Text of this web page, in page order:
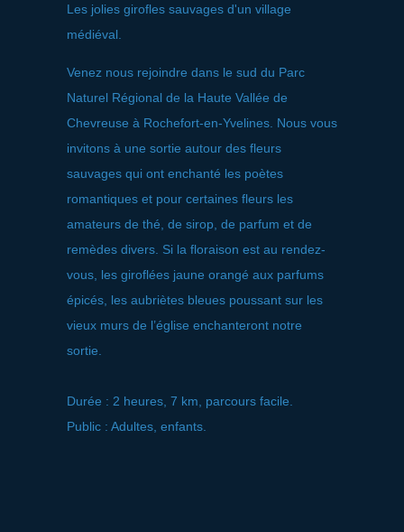
Les jolies girofles sauvages d'un village
médiéval.
Venez nous rejoindre dans le sud du Parc
Naturel Régional de la Haute Vallée de
Chevreuse à Rochefort-en-Yvelines. Nous vous
invitons à une sortie autour des fleurs
sauvages qui ont enchanté les poètes
romantiques et pour certaines fleurs les
amateurs de thé, de sirop, de parfum et de
remèdes divers. Si la floraison est au rendez-
vous, les giroflées jaune orangé aux parfums
épicés, les aubriètes bleues poussant sur les
vieux murs de l’église enchanteront notre
sortie.
Durée : 2 heures, 7 km, parcours facile.
Public : Adultes, enfants.